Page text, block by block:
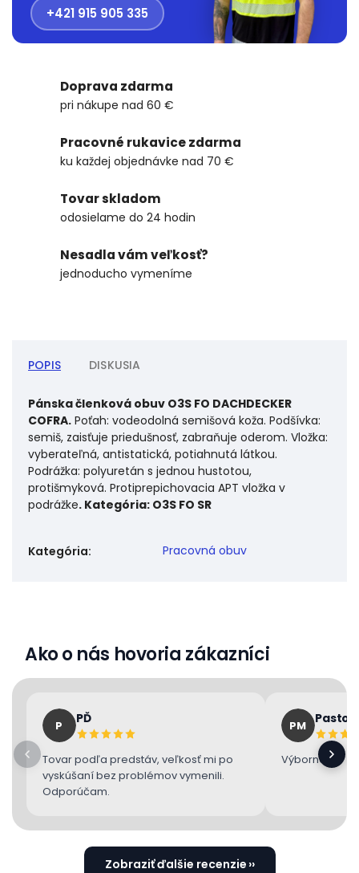
+421 915 905 335
Doprava zdarma
pri nákupe nad 60 €
Pracovné rukavice zdarma
ku každej objednávke nad 70 €
Tovar skladom
odosielame do 24 hodin
Nesadla vám veľkosť?
jednoducho vymeníme
POPIS DISKUSIA
Pánska členková obuv O3S FO DACHDECKER
COFRA. Poťah: vodeodolná semišová koža. Podšívka:
semiš, zaisťuje priedušnosť, zabraňuje oderom. Vložka:
vyberateľná, antistatická, potiahnutá látkou.
Podrážka: polyuretán s jednou hustotou,
protišmyková. Protiprepichovacia APT vložka v
podrážke. Kategória: O3S FO SR
Kategória: Pracovná obuv
Ako o nás hovoria zákazníci
P PĎ
Tovar podľa predstáv, veľkosť mi po
vyskúšaní bez problémov vymenili.
Odporúčam.
PM
Výborne 👌
Zobraziť ďalšie recenzie